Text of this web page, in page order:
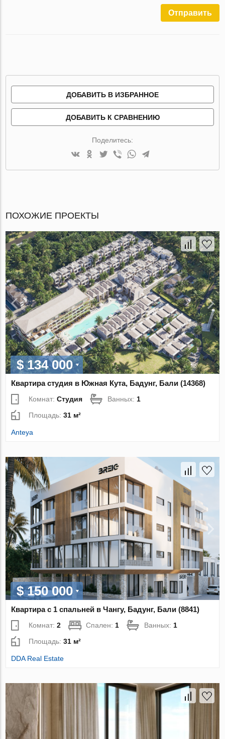
Отправить
ДОБАВИТЬ В ИЗБРАННОЕ
ДОБАВИТЬ К СРАВНЕНИЮ
Поделитесь:
ПОХОЖИЕ ПРОЕКТЫ
$ 134 000
Квартира студия в Южная Кута, Бадунг, Бали (14368)
Комнат:Студия Ванных:1
Площадь:31 м²
Anteya
$ 150 000
Квартира с 1 спальней в Чангу, Бадунг, Бали (8841)
Комнат:2 Спален: 1 Ванных: 1
Площадь:31 м²
DDA Real Estate